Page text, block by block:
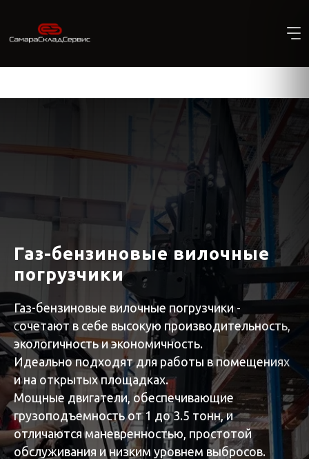
Газ-бензиновые вилочные
погрузчики
Газ-бензиновые вилочные погрузчики-
сочетают в себе высокую производительность,
экологичность и экономичность.
Идеально подходят для работы в помещениях
и на открытых площадках.
Мощные двигатели, обеспечивающие
грузоподъемность от 1 до 3.5 тонн, и
отличаются маневренностью, простотой
обслуживания и низким уровнем выбросов.